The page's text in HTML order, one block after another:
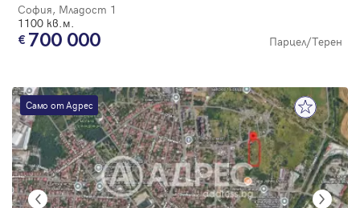
София, Младост 1
1100 кв.м.
700 000 Парцел/Терен
Само от Адрес